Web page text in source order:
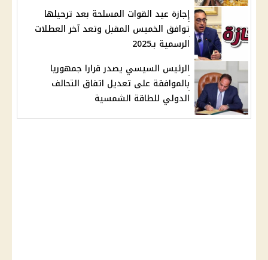
إجازة عيد القوات المسلحة بعد ترحيلها
توافق الخميس المقبل وتعد آخر العطلات
الرسمية بـ2025
الرئيس السيسي يصدر قرارا جمهوريا
بالموافقة على تعديل اتفاق التحالف
الدولي للطاقة الشمسية